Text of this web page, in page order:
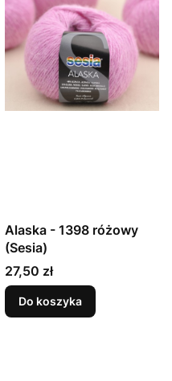
Alaska - 1398 różowy
(Sesia)
Cena
27,50 zł
Do koszyka